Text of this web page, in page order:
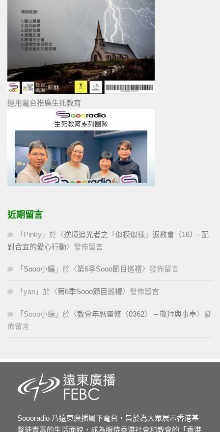
運用電台推廣生死教育
近期留言
「 Pinky 」於〈逆境追光者之「似模似樣」返教會（16）- 配
對合宜的愛心行動〉發佈留言
「 Sooo小編 」於〈第6季Sooo節目巡禮〉發佈留言
「 yan 」於〈第6季Sooo節目巡禮〉發佈留言
「 Sooo小編 」於〈教會年曆靈修（0362） – 敬拜與事奉〉發
佈留言
Soooradio 乃遠東廣播屬下電台，旨於為大眾展示香港基
督徒豐富的生活面貌，成為服侍香港社會和教會的「香港